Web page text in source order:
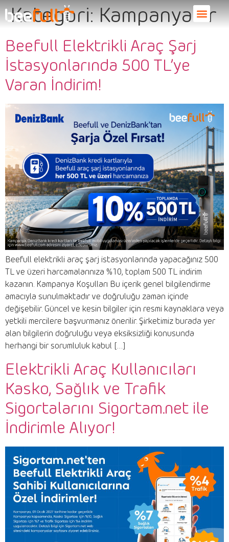
Kategori:Kampanyalar
Beefull Elektrikli Araç Şarj
İstasyonlarında 500 TL’ye
Varan İndirim!
Beefull elektrikli araç şarj istasyonlarında yapacağınız 500
TL ve üzeri harcamalarınıza %10, toplam 500 TL indirim
kazanın. Kampanya Koşulları Bu içerik genel bilgilendirme
amacıyla sunulmaktadır ve doğruluğu zaman içinde
değişebilir. Güncel ve kesin bilgiler için resmi kaynaklara veya
yetkili mercilere başvurmanız önerilir. Şirketimiz burada yer
alan bilgilerin doğruluğu veya eksiksizliği konusunda
herhangi bir sorumluluk kabul […]
Elektrikli Araç Kullanıcıları
Kasko, Sağlık ve Trafik
Sigortalarını Sigortam.net ile
İndirimle Alıyor!